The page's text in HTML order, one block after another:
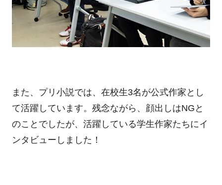
また、プリ小説では、在校生3名が公式作家とし
て活躍しています。残念ながら、顔出しはNGと
のことでしたが、活躍している学生作家たちにイ
ンタビューしました！